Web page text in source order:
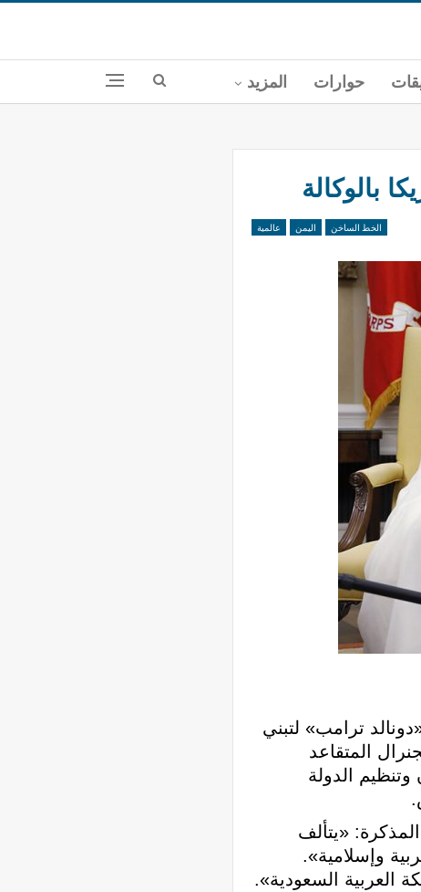
حوارات المزيد
بالوكالة
الخط الساخن اليمن عالمية
ترامب» لتبني
المتقاعد
الدولة
«يتألف
عربية وإسلامية».
العربية السعودية».